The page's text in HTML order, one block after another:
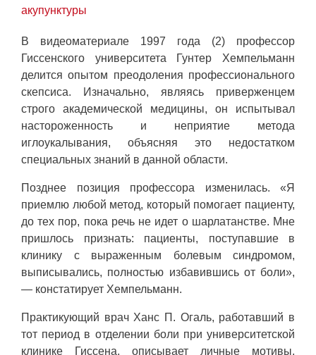
акупунктуры
В видеоматериале 1997 года (2) профессор
Гиссенского университета Гунтер Хемпельманн
делится опытом преодоления профессионального
скепсиса. Изначально, являясь приверженцем
строго академической медицины, он испытывал
настороженность и неприятие метода
иглоукалывания, объясняя это недостатком
специальных знаний в данной области.
Позднее позиция профессора изменилась. «Я
приемлю любой метод, который помогает пациенту,
до тех пор, пока речь не идет о шарлатанстве. Мне
пришлось признать: пациенты, поступавшие в
клинику с выраженным болевым синдромом,
выписывались, полностью избавившись от боли»,
— констатирует Хемпельманн.
Практикующий врач Ханс П. Огаль, работавший в
тот период в отделении боли при университетской
клинике Гиссена, описывает личные мотивы,